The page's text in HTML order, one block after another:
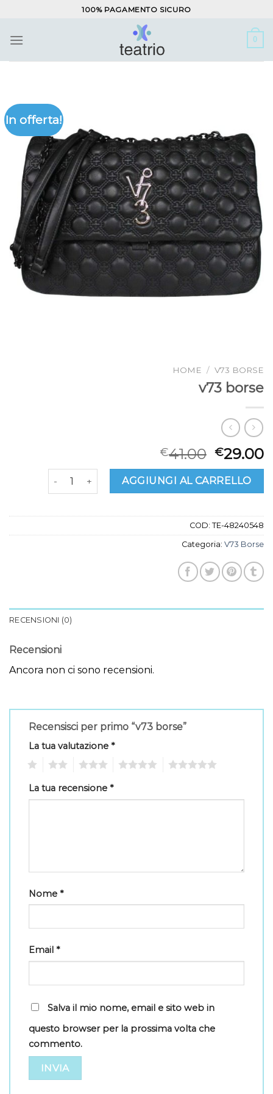
contenuti
100% PAGAMENTO SICURO
0
In offerta!
HOME / V73 BORSE
v73 borse
€41.00 €29.00
v73 borse quantitàAGGIUNGI AL CARRELLO
COD: TE-48240548
Categoria: V73 Borse
RECENSIONI (0)
Recensioni
Ancora non ci sono recensioni.
Recensisci per primo “v73 borse”
La tua valutazione *
La tua recensione *
Nome *
Email *
Salva il mio nome, email e sito web in
questo browser per la prossima volta che
commento.